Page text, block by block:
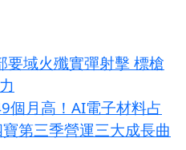
要域火殲實彈射擊 標槍
個月高！AI電子材料占
第三季營運三大成長曲